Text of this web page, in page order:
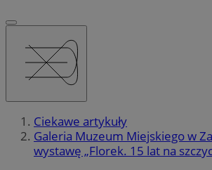
Ciekawe artykuły
Galeria Muzeum Miejskiego w
wystawę „Florek. 15 lat na